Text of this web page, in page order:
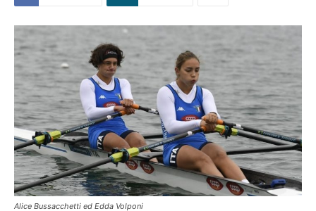
Alice Bussacchetti ed Edda Volponi